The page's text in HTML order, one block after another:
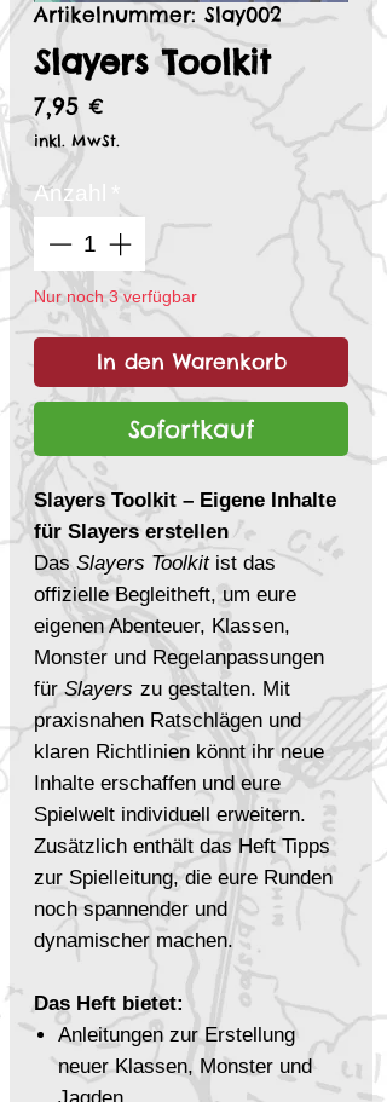
Artikelnummer: Slay002
​​​​​​​Slayers Toolkit
7,95 €
inkl. MwSt.
Anzahl
Nur noch 3 verfügbar
In den Warenkorb
Sofortkauf
Slayers Toolkit – Eigene Inhalte
für Slayers erstellen
DasSlayers Toolkitist das
offizielle Begleitheft, um eure
eigenen Abenteuer, Klassen,
Monster und Regelanpassungen
fürSlayers zu gestalten. Mit
praxisnahen Ratschlägen und
klaren Richtlinien könnt ihr neue
Inhalte erschaffen und eure
Spielwelt individuell erweitern.
Zusätzlich enthält das Heft Tipps
zur Spielleitung, die eure Runden
noch spannender und
dynamischer machen.
Das Heft bietet:
Anleitungen zur Erstellung
neuer Klassen, Monster und
Jagden